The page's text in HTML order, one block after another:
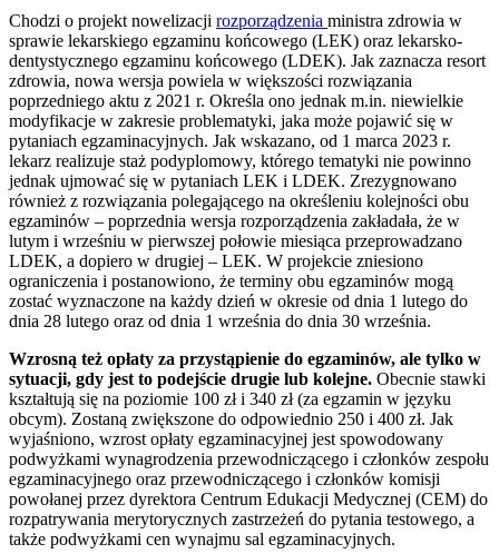
Chodzi o projekt nowelizacji rozporządzenia ministra zdrowia w
sprawie lekarskiego egzaminu końcowego (LEK) oraz lekarsko-
dentystycznego egzaminu końcowego (LDEK). Jak zaznacza resort
zdrowia, nowa wersja powiela w większości rozwiązania
poprzedniego aktu z 2021 r. Określa ono jednak m.in. niewielkie
modyfikacje w zakresie problematyki, jaka może pojawić się w
pytaniach egzaminacyjnych. Jak wskazano, od 1 marca 2023 r.
lekarz realizuje staż podyplomowy, którego tematyki nie powinno
jednak ujmować się w pytaniach LEK i LDEK. Zrezygnowano
również z rozwiązania polegającego na określeniu kolejności obu
egzaminów – poprzednia wersja rozporządzenia zakładała, że w
lutym i wrześniu w pierwszej połowie miesiąca przeprowadzano
LDEK, a dopiero w drugiej – LEK. W projekcie zniesiono
ograniczenia i postanowiono, że terminy obu egzaminów mogą
zostać wyznaczone na każdy dzień w okresie od dnia 1 lutego do
dnia 28 lutego oraz od dnia 1 września do dnia 30 września.
Wzrosną też opłaty za przystąpienie do egzaminów, ale tylko w
sytuacji, gdy jest to podejście drugie lub kolejne. Obecnie stawki
kształtują się na poziomie 100 zł i 340 zł (za egzamin w języku
obcym). Zostaną zwiększone do odpowiednio 250 i 400 zł. Jak
wyjaśniono, wzrost opłaty egzaminacyjnej jest spowodowany
podwyżkami wynagrodzenia przewodniczącego i członków zespołu
egzaminacyjnego oraz przewodniczącego i członków komisji
powołanej przez dyrektora Centrum Edukacji Medycznej (CEM) do
rozpatrywania merytorycznych zastrzeżeń do pytania testowego, a
także podwyżkami cen wynajmu sal egzaminacyjnych.